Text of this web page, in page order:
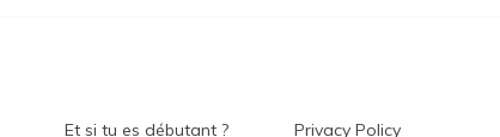
Et si tu es débutant ? Privacy Policy